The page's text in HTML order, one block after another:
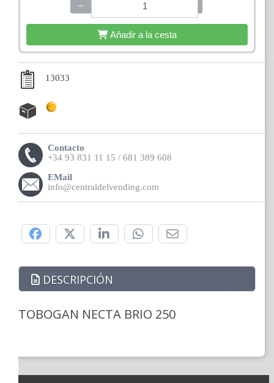
−
Añadir a la cesta
13033
Contacto
+34 93 831 11 15 / 681 389 608
EMail
info@centraldelvending.com
DESCRIPCIÓN
TOBOGAN NECTA BRIO 250